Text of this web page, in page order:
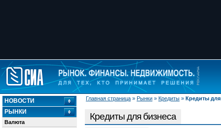
Главная страница » Рынки » Кредиты » Кредиты для
НОВОСТИ
РЫНКИ
Валюта
Кредиты для бизнеса